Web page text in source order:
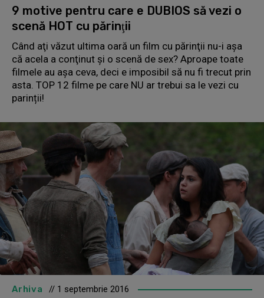
9 motive pentru care e DUBIOS să vezi o
scenă HOT cu părinţii
Când aţi văzut ultima oară un film cu părinţii nu-i aşa
că acela a conţinut şi o scenă de sex? Aproape toate
filmele au aşa ceva, deci e imposibil să nu fi trecut prin
asta. TOP 12 filme pe care NU ar trebui sa le vezi cu
parinții!
Arhiva // 1 septembrie 2016